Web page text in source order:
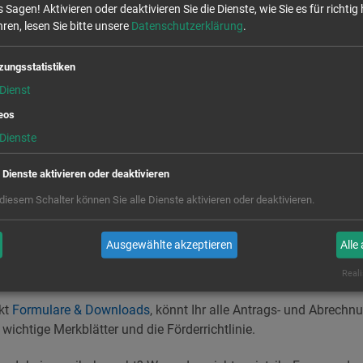
Neuigkeiten übersichtlich auf einer eigenen Seite finden:
geförderten Projekten etwas einfacher dargestellt. Sie
von den Kacheln kommt ihr per Mausklick jetzt direkt zu
Projektförderung
Informationen zur Förderung durch das Lokale
Dresden und „Demokratie leben!“ ergänzt. Dort findet ihr
die wichtigsten Informationen zum Förderprogramm.
wie: Was wird gefördert? Wer kann einen Antrag stellen?
Ausgaben werden anerkannt? Oder: Wie funktioniert die
Antrag?
Formulare & Downloads, könnt Ihr alle Antrags- und
Merkblätter und die Förderrichtlinie.
Sagen! Aktivieren oder deaktivieren Sie die Dienste, wie Sie es für richtig
lesen Sie bitte unsere Datenschutzerklärung.
Dienst
Dienste
Dienste aktivieren oder deaktivieren
Schalter können Sie alle Dienste aktivieren oder deaktivieren.
Ausgewählte akzeptieren Alle